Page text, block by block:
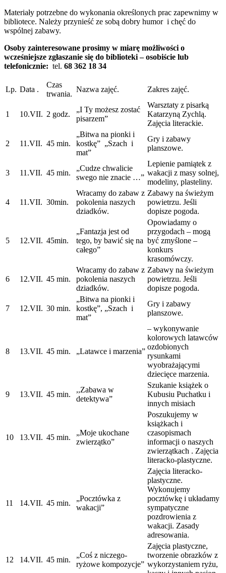
Materiały potrzebne do wykonania określonych prac zapewnimy w
bibliotece. Należy przynieść ze sobą dobry humor i chęć do
wspólnej zabawy.
Osoby zainteresowane prosimy w miarę możliwości o
wcześniejsze zgłaszanie się do biblioteki – osobiście lub
telefonicznie: tel. 68 362 18 34
Lp. Data .
Czas
trwania.
Nazwa zajęć. Zakres zajęć.
1 10.VII. 2 godz.
„I Ty możesz zostać
pisarzem”
Warsztaty z pisarką
Katarzyną Zychlą.
Zajęcia literackie.
2 11.VII. 45 min.
„Bitwa na pionki i
kostkę” „Szach i
mat”
Gry i zabawy
planszowe.
3 11.VII. 45 min.
„Cudze chwalicie
swego nie znacie …”
Lepienie pamiątek z
wakacji z masy solnej,
modeliny, plasteliny.
4 11.VII. 30min.
Wracamy do zabaw z
pokolenia naszych
dziadków.
Zabawy na świeżym
powietrzu. Jeśli
dopisze pogoda.
5 12.VII. 45min.
„Fantazja jest od
tego, by bawić się na
całego”
Opowiadamy o
przygodach – mogą
być zmyślone –
konkurs
krasomówczy.
6 12.VII. 45 min.
Wracamy do zabaw z
pokolenia naszych
dziadków.
Zabawy na świeżym
powietrzu. Jeśli
dopisze pogoda.
7 12.VII. 30 min.
„Bitwa na pionki i
kostkę”, „Szach i
mat”
Gry i zabawy
planszowe.
8 13.VII. 45 min. „Latawce i marzenia”
– wykonywanie
kolorowych latawców
ozdobionych
rysunkami
wyobrażającymi
dziecięce marzenia.
9 13.VII. 45 min.
,,Zabawa w
detektywa”
Szukanie książek o
Kubusiu Puchatku i
innych misiach
10 13.VII. 45 min.
„Moje ukochane
zwierzątko”
Poszukujemy w
książkach i
czasopismach
informacji o naszych
zwierzątkach . Zajęcia
literacko-plastyczne.
11 14.VII. 45 min.
„Pocztówka z
wakacji”
Zajęcia literacko-
plastyczne.
Wykonujemy
pocztówkę i układamy
sympatyczne
pozdrowienia z
wakacji. Zasady
adresowania.
12 14.VII. 45 min.
„Coś z niczego-
ryżowe kompozycje”
Zajęcia plastyczne,
tworzenie obrazków z
wykorzystaniem ryżu,